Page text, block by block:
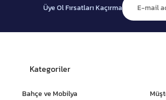
Üye Ol Fırsatları Kaçırma
Kategoriler
Bahçe ve Mobilya